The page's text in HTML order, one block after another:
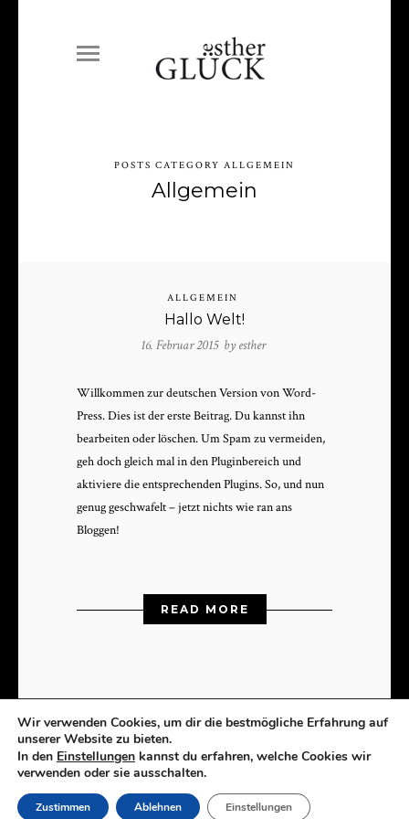
POSTS CATEGORY ALLGEMEIN
Allgemein
ALLGEMEIN
Hallo Welt!
16. Februar 2015 by esther
Willkom­men zur deutschen Ver­sion von Word­
Press. Dies ist der erste Beitrag. Du kannst ihn
bear­beit­en oder löschen. Um Spam zu ver­mei­den,
geh doch gle­ich mal in den Plug­in­bere­ich und
aktiviere die entsprechen­den Plu­g­ins. So, und nun
genug geschwafelt – jet­zt nichts wie ran ans
Bloggen!
READ MORE
Kunst | Installationen | Zeichnungen | Objekte
Copyright 2023 Esther Glück | Umsetzung RW Grafik
Wir verwenden Cookies, um dir die bestmögliche Erfahrung auf
unserer Website zu bieten.
In den Einstellungen kannst du erfahren, welche Cookies wir
verwenden oder sie ausschalten.
Zustimmen Ablehnen Einstellungen